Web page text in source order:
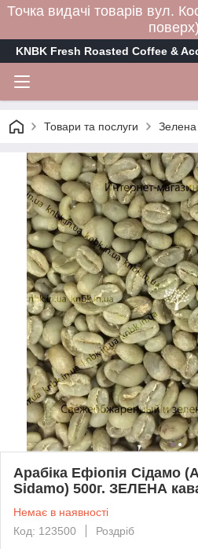
Точка видачі товарів вул.
поверх)
KNBK Fresh Roasted Coffee &
Товари та послуги Зелена
Арабіка Ефіопія Сідамо
Sidamo) 500г. ЗЕЛЕНА
Немає в наявності
Код: 123500
Роздріб